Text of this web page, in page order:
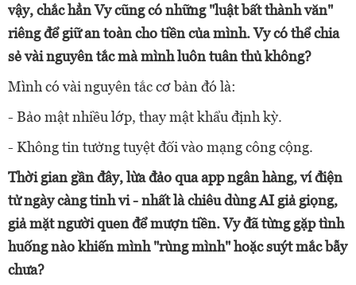
vậy, chắc hẳn Vy cũng có những "luật bất thành văn"
riêng để giữ an toàn cho tiền của mình. Vy có thể chia
sẻ vài nguyên tắc mà mình luôn tuân thủ không?
Mình có vài nguyên tắc cơ bản đó là:
- Bảo mật nhiều lớp, thay mật khẩu định kỳ.
- Không tin tưởng tuyệt đối vào mạng công cộng.
Thời gian gần đây, lừa đảo qua app ngân hàng, ví điện
tử ngày càng tinh vi - nhất là chiêu dùng AI giả giọng,
giả mặt người quen để mượn tiền. Vy đã từng gặp tình
huống nào khiến mình "rùng mình" hoặc suýt mắc bẫy
chưa?